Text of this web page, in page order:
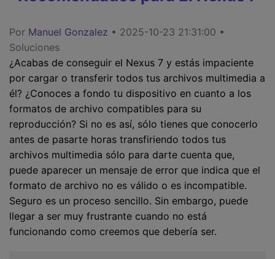
Por Manuel Gonzalez • 2025-10-23 21:31:00 •
Soluciones
¿Acabas de conseguir el Nexus 7 y estás impaciente
por cargar o transferir todos tus archivos multimedia a
él? ¿Conoces a fondo tu dispositivo en cuanto a los
formatos de archivo compatibles para su
reproducción? Si no es así, sólo tienes que conocerlo
antes de pasarte horas transfiriendo todos tus
archivos multimedia sólo para darte cuenta que,
puede aparecer un mensaje de error que indica que el
formato de archivo no es válido o es incompatible.
Seguro es un proceso sencillo. Sin embargo, puede
llegar a ser muy frustrante cuando no está
funcionando como creemos que debería ser.